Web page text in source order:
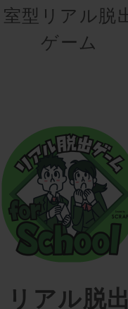
室型リアル脱
ゲーム
リアル脱